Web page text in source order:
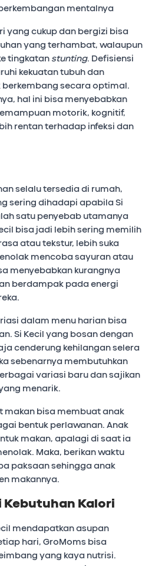
mentalnya
yang cukup dan bergizi bisa
yang terhambat, walaupun
tingkatan stunting. Defisiensi
kekuatan tubuh dan
secara optimal.
hal ini bisa menyebabkan
motorik, kognitif,
rentan terhadap infeksi dan
selalu tersedia di rumah,
sering dihadapi apabila Si
satu penyebab utamanya
bisa jadi lebih sering memilih
atau tekstur, lebih suka
mencoba sayuran atau
menyebabkan kurangnya
berdampak pada energi
dalam menu harian bisa
Si Kecil yang bosan dengan
cenderung kehilangan selera
sebenarnya membutuhkan
variasi baru dan sajikan
menarik.
makan bisa membuat anak
bentuk perlawanan. Anak
makan, apalagi di saat ia
Maka, berikan waktu
paksaan sehingga anak
makannya.
Kebutuhan Kalori
mendapatkan asupan
hari, GroMoms bisa
yang kaya nutrisi.